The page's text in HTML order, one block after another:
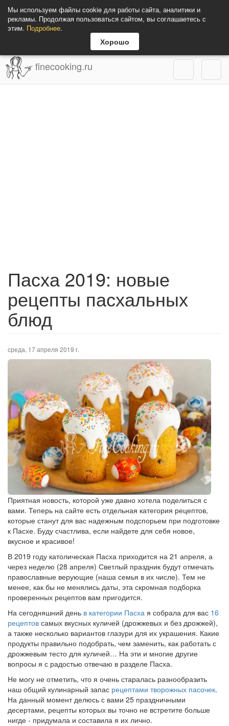
Мы используем файлы cookie для работы сайта, аналитики и
рекламы. Продолжая пользоваться сайтом, вы соглашаетесь с
этим. Подробнее.
Хорошо
finecooking.ru
Пасха 2019: новые
рецепты пасхальных
блюд
среда, 17 апреля 2019 г.
Приятная новость, которой уже давно хотела поделиться с
вами. Теперь на сайте есть отдельная категория рецептов,
которые станут для вас надежным подспорьем при подготовке
к Пасхе. Буду счастлива, если найдете для себя новое,
вкусное и красивое!
В 2019 году католическая Пасха приходится на 21 апреля, а
через неделю (28 апреля) Светлый праздник будут отмечать
православные верующие (наша семья в их числе). Тем не
менее, как бы не менялись даты, эта скромная подборка
проверенных рецептов вам пригодится.
На сегодняшний день в категории Пасха я собрала для вас 16
рецептов самых вкусных куличей (дрожжевых и без дрожжей),
а также несколько вариантов глазури для их украшения. Какие
продукты правильно подобрать, чем заменить, как работать с
дрожжевым тесто для куличей… На эти и многие другие
вопросы я с радостью отвечаю в разделе Пасха.
Не могу не отметить, что я очень старалась разнообразить
наш общий кулинарный запас рецептами творожных пасочек.
На данный момент делюсь с вами 25 праздничными
десертами, рецепты которых вы точно не встретите больше
нигде - придумала и составила я их лично.